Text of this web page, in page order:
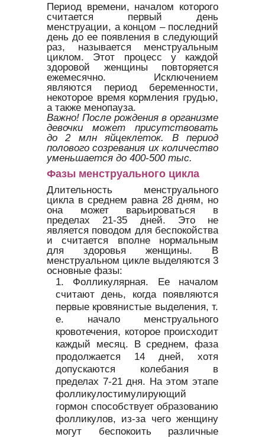
Период времени, началом которого
считается первый день
менструации, а концом – последний
день до ее появления в следующий
раз, называется менструальным
циклом. Этот процесс у каждой
здоровой женщины повторяется
ежемесячно. Исключением
являются период беременности,
некоторое время кормления грудью,
а также менопауза.
Важно! После рождения в организме
девочки может присутствовать
до 2 млн яйцеклеток. В период
полового созревания их количество
уменьшается до 400-500 тыс.
Фазы менструального цикла
Длительность менструального
цикла в среднем равна 28 дням, но
она может варьироваться в
пределах 21-35 дней. Это не
является поводом для беспокойства
и считается вполне нормальным
для здоровья женщины. В
менструальном цикле выделяются 3
основные фазы:
Фолликулярная. Ее началом
считают день, когда появляются
первые кровянистые выделения, т.
е. начало менструального
кровотечения, которое происходит
каждый месяц. В среднем, фаза
продолжается 14 дней, хотя
допускаются колебания в
пределах 7-21 дня. На этом этапе
фолликулостимулирующий
гормон способствует образованию
фолликулов, из-за чего женщину
могут беспокоить различные